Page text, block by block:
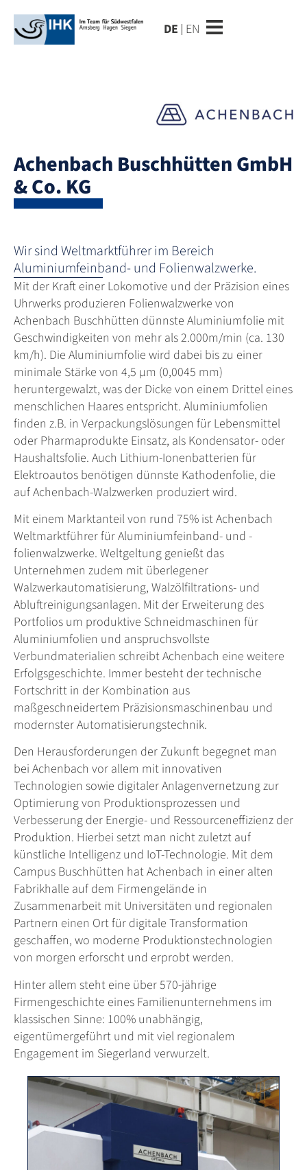
DE EN
Achenbach Buschhütten GmbH
& Co. KG
Wir sind Weltmarktführer im Bereich
Aluminiumfeinband- und Folienwalzwerke.
Mit der Kraft einer Lokomotive und der Präzision eines
Uhrwerks produzieren Folienwalzwerke von
Achenbach Buschhütten dünnste Aluminiumfolie mit
Geschwindigkeiten von mehr als 2.000m/min (ca. 130
km/h). Die Aluminiumfolie wird dabei bis zu einer
minimale Stärke von 4,5 µm (0,0045 mm)
heruntergewalzt, was der Dicke von einem Drittel eines
menschlichen Haares entspricht. Aluminiumfolien
finden z.B. in Verpackungslösungen für Lebensmittel
oder Pharmaprodukte Einsatz, als Kondensator- oder
Haushaltsfolie. Auch Lithium-Ionenbatterien für
Elektroautos benötigen dünnste Kathodenfolie, die
auf Achenbach-Walzwerken produziert wird.
Mit einem Marktanteil von rund 75% ist Achenbach
Weltmarktführer für Aluminiumfeinband- und -
folienwalzwerke. Weltgeltung genießt das
Unternehmen zudem mit überlegener
Walzwerkautomatisierung, Walzölfiltrations- und
Abluftreinigungsanlagen. Mit der Erweiterung des
Portfolios um produktive Schneidmaschinen für
Aluminiumfolien und anspruchsvollste
Verbundmaterialien schreibt Achenbach eine weitere
Erfolgsgeschichte. Immer besteht der technische
Fortschritt in der Kombination aus
maßgeschneidertem Präzisionsmaschinenbau und
modernster Automatisierungstechnik.
Den Herausforderungen der Zukunft begegnet man
bei Achenbach vor allem mit innovativen
Technologien sowie digitaler Anlagenvernetzung zur
Optimierung von Produktionsprozessen und
Verbesserung der Energie- und Ressourceneffizienz der
Produktion. Hierbei setzt man nicht zuletzt auf
künstliche Intelligenz und IoT-Technologie. Mit dem
Campus Buschhütten hat Achenbach in einer alten
Fabrikhalle auf dem Firmengelände in
Zusammenarbeit mit Universitäten und regionalen
Partnern einen Ort für digitale Transformation
geschaffen, wo moderne Produktionstechnologien
von morgen erforscht und erprobt werden.
Hinter allem steht eine über 570-jährige
Firmengeschichte eines Familienunternehmens im
klassischen Sinne: 100% unabhängig,
eigentümergeführt und mit viel regionalem
Engagement im Siegerland verwurzelt.